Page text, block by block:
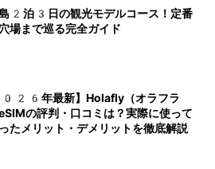
2泊3日の観光モデルコース！定番
場まで巡る完全ガイド
年最新】Holafly（オラフラ
の評判・口コミは？実際に使って
たメリット・デメリットを徹底解説